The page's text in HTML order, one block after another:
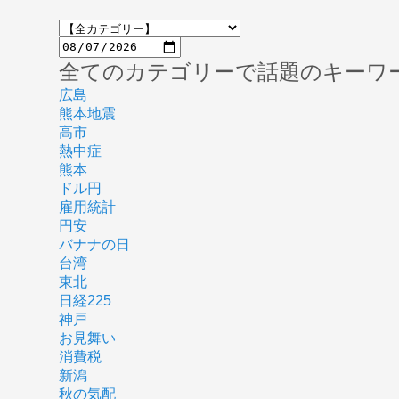
全てのカテゴリーで話題のキーワ
広島
熊本地震
高市
熱中症
熊本
ドル円
雇用統計
円安
バナナの日
台湾
東北
日経225
神戸
お見舞い
消費税
新潟
秋の気配